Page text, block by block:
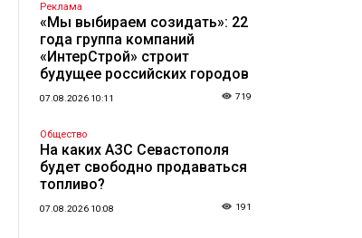
Реклама
«Мы выбираем созидать»: 22
года группа компаний
«ИнтерСтрой» строит
будущее российских городов
07.08.2026 10:11 719
Общество
На каких АЗС Севастополя
будет свободно продаваться
топливо?
07.08.2026 10:08 191